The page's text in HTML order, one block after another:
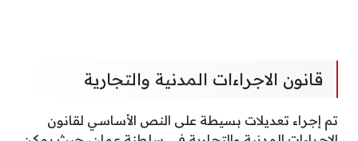
قانون الاجراءات المدنية والتجارية
تم إجراء تعديلات بسيطة على النص الأساسي لقانون